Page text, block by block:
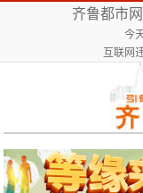
齐鲁都市
今
互联网